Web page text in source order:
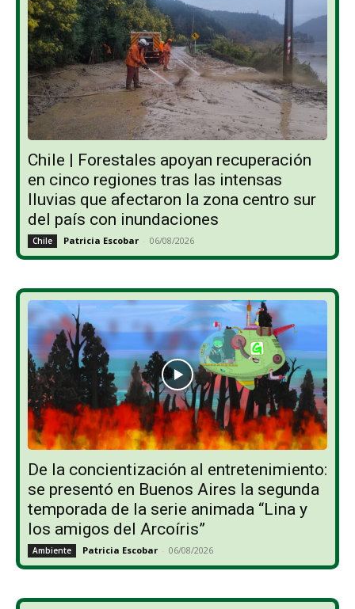
Chile | Forestales apoyan recuperación
en cinco regiones tras las intensas
lluvias que afectaron la zona centro sur
del país con inundaciones
Chile Patricia Escobar - 06/08/2026
De la concientización al entretenimiento:
se presentó en Buenos Aires la segunda
temporada de la serie animada “Lina y
los amigos del Arcoíris”
Ambiente Patricia Escobar - 06/08/2026